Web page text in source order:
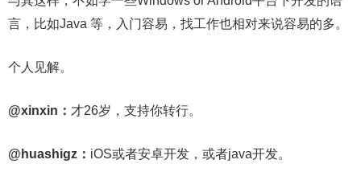
言，比如Java 等，入门容易，找工作也相对来说容易的多。
个人见解。
@xinxin： 才26岁，支持你转行。
@huashigz： iOS或者安卓开发，或者java开发。